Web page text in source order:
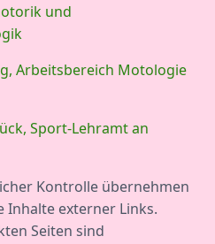
und
Arbeitsbereich Motologie
Sport-Lehramt an
Kontrolle übernehmen
externer Links.
Seiten sind